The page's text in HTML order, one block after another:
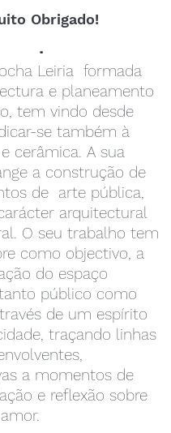
Obrigado!
.
Leiria formada
e planeamento
tem vindo desde
se também à
cerâmica. A sua
a construção de
de arte pública,
arquitectural
O seu trabalho tem
como objectivo, a
do espaço
público como
de um espírito
traçando linhas
a momentos de
e reflexão sobre